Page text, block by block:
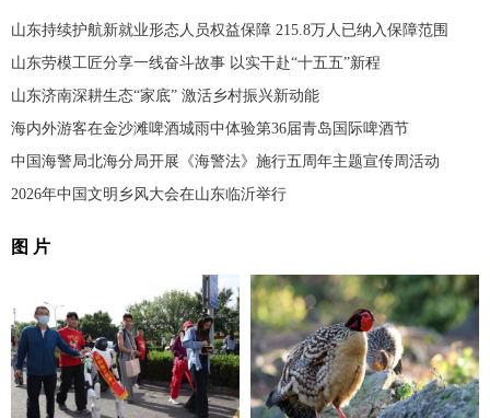
山东持续护航新就业形态人员权益保障 215.8万人已纳入保障范围
山东劳模工匠分享一线奋斗故事 以实干赴“十五五”新程
山东济南深耕生态“家底” 激活乡村振兴新动能
海内外游客在金沙滩啤酒城雨中体验第36届青岛国际啤酒节
中国海警局北海分局开展《海警法》施行五周年主题宣传周活动
2026年中国文明乡风大会在山东临沂举行
图 片